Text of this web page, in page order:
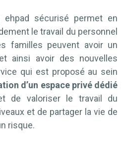
ehpad sécurisé permet en
le travail du personnel
familles peuvent avoir un
ainsi avoir des nouvelles
qui est proposé au sein
d’un espace privé dédié
de valoriser le travail du
et de partager la vie de
risque.